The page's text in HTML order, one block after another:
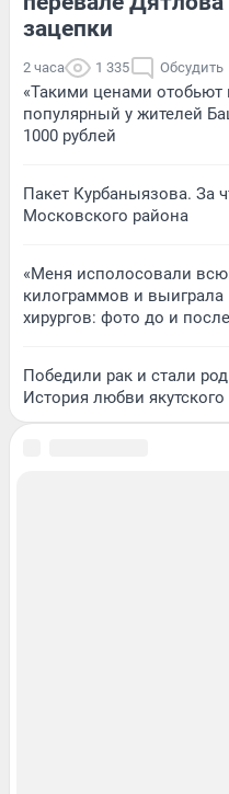
зацепки
2 часа 1 335 Обсудить
«Такими ценами
популярный у жителей
1000 рублей
Пакет Курбаныязова. За
Московского района
«Меня исполосовали
килограммов и выиграла
хирургов: фото до и после
Победили рак и стали
История любви